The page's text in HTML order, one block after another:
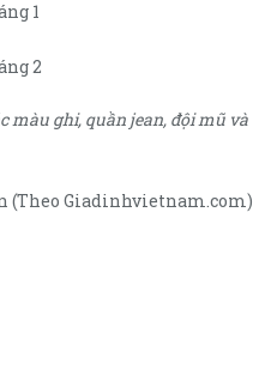
màu ghi, quần jean, đội mũ và
(Theo Giadinhvietnam.com)